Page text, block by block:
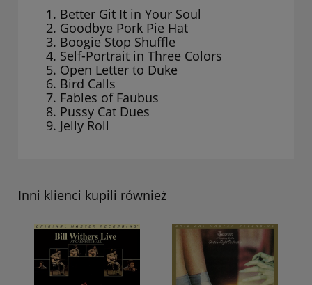
Better Git It in Your Soul
Goodbye Pork Pie Hat
Boogie Stop Shuffle
Self-Portrait in Three Colors
Open Letter to Duke
Bird Calls
Fables of Faubus
Pussy Cat Dues
Jelly Roll
Inni klienci kupili również